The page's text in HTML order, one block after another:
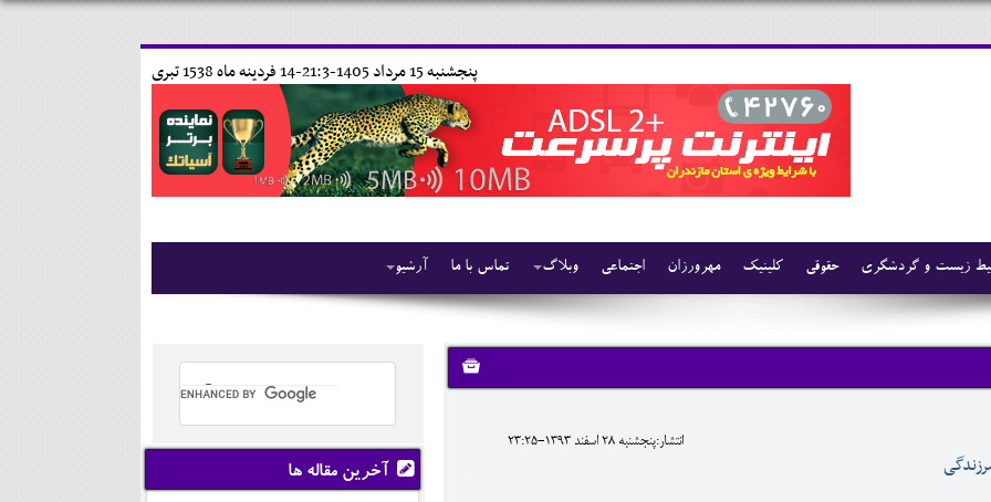
14 فردينه ماه 1538 تبری پنجشنبه 15 مرداد 1405-21:3-
آرشیو تماس با ما وبلاگ اجتماعی مهرورزان کلینیک حقوقی زیست و گردشگری
انتشار:پنجشنبه 28 اسفند 1393-23:25
آخرین مقاله ها